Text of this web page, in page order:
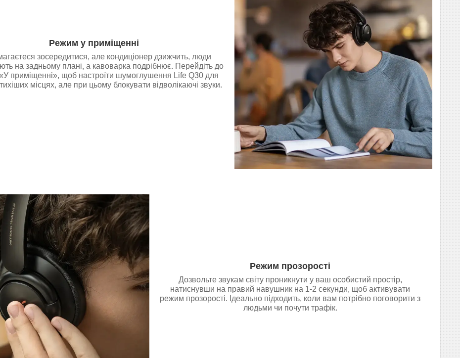
Режим у приміщенні
зосередитися, але кондиціонер дзижчить, люди
на задньому плані, а кавоварка подрібнює. Перейдіть до
приміщенні», щоб настроїти шумоглушення Life Q30 для
місцях, але при цьому блокувати відволікаючі звуки.
Режим прозорості
Дозвольте звукам світу проникнути у ваш особистий простір,
натиснувши на правий навушник на 1-2 секунди, щоб активувати
режим прозорості. Ідеально підходить, коли вам потрібно поговорити з
людьми чи почути трафік.